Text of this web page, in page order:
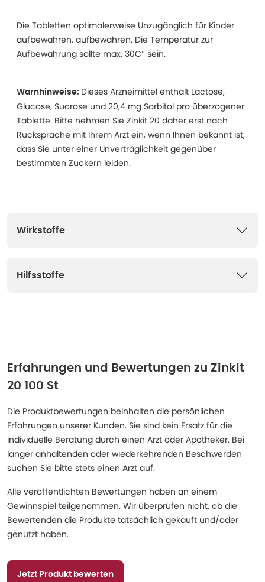
Die Tabletten optimalerweise Unzugänglich für Kinder
aufbewahren. aufbewahren. Die Temperatur zur
Aufbewahrung sollte max. 30C° sein.
Warnhinweise: Dieses Arzneimittel enthält Lactose,
Glucose, Sucrose und 20,4 mg Sorbitol pro überzogener
Tablette. Bitte nehmen Sie Zinkit 20 daher erst nach
Rücksprache mit Ihrem Arzt ein, wenn Ihnen bekannt ist,
dass Sie unter einer Unverträglichkeit gegenüber
bestimmten Zuckern leiden.
Wirkstoffe
Hilfsstoffe
Erfahrungen und Bewertungen zu Zinkit
20 100 St
Die Produktbewertungen beinhalten die persönlichen
Erfahrungen unserer Kunden. Sie sind kein Ersatz für die
individuelle Beratung durch einen Arzt oder Apotheker. Bei
länger anhaltenden oder wiederkehrenden Beschwerden
suchen Sie bitte stets einen Arzt auf.
Alle veröffentlichten Bewertungen haben an einem
Gewinnspiel teilgenommen. Wir überprüfen nicht, ob die
Bewertenden die Produkte tatsächlich gekauft und/oder
genutzt haben.
Jetzt Produkt bewerten